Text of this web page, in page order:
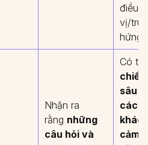
điều
vị/
hứng
Nhận ra
rằng những
câu hỏi và
Có
chiếu
sâu
cách
khác
cảm